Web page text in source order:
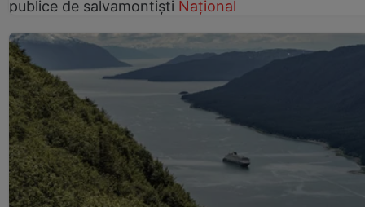
publice de salvamontiști Național